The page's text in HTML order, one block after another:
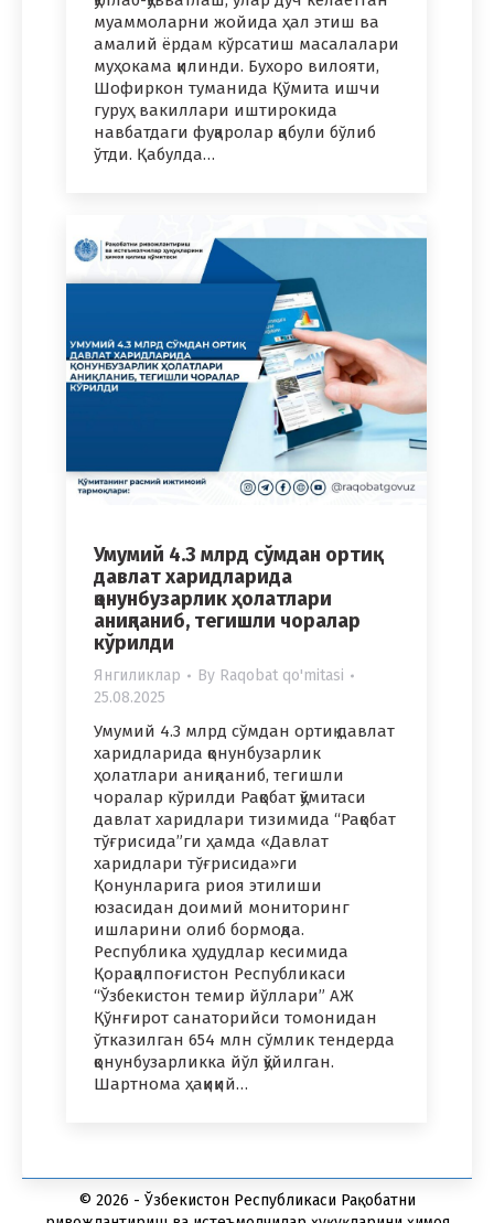
муаммоларни жойида ҳал этиш ва
амалий ёрдам кўрсатиш масалалари
муҳокама қилинди. Бухоро вилояти,
Шофиркон туманида Қўмита ишчи
гуруҳ вакиллари иштирокида
навбатдаги фуқаролар қабули бўлиб
ўтди. Қабулда…
Умумий 4.3 млрд сўмдан ортиқ
давлат харидларида
қонунбузарлик ҳолатлари
аниқланиб, тегишли чоралар
кўрилди
Янгиликлар By Raqobat qo'mitasi
25.08.2025
Умумий 4.3 млрд сўмдан ортиқ давлат
харидларида қонунбузарлик
ҳолатлари аниқланиб, тегишли
чоралар кўрилди Рақобат қўмитаси
давлат харидлари тизимида “Рақобат
тўғрисида”ги ҳамда «Давлат
харидлари тўғрисида»ги
Қонунларига риоя этилиши
юзасидан доимий мониторинг
ишларини олиб бормоқда.
Республика ҳудудлар кесимида
Қорақалпоғистон Республикаси
“Ўзбекистон темир йўллари” АЖ
Қўнғирот санаторийси томонидан
ўтказилган 654 млн сўмлик тендерда
қонунбузарликка йўл қўйилган.
Шартнома ҳақиқий…
© 2026 - Ўзбекистон Республикаси Рақобатни